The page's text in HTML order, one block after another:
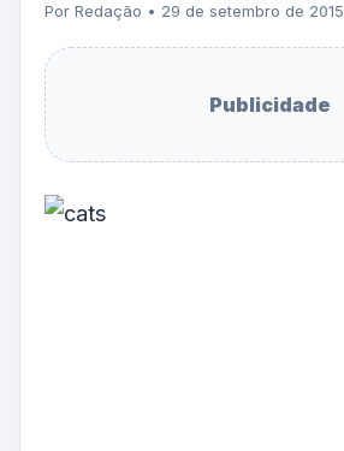
Por Redação • 29 de setembro de 2015
Publicidade